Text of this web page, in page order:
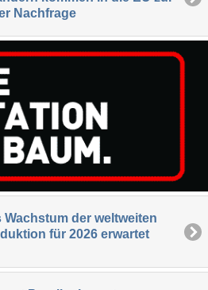
Nachfrage
Wachstum der weltweiten
für 2026 erwartet